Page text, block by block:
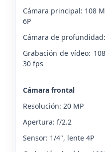
Cámara principal: 108
6P
Cámara de
Grabación de vídeo:
30 fps
Cámara frontal
Resolución: 20 MP
Apertura: f/2.2
Sensor: 1/4", lente 4P